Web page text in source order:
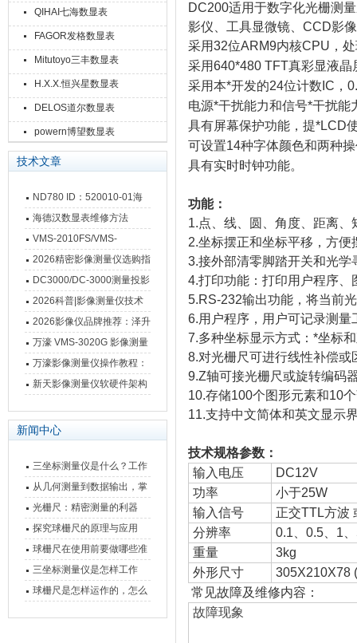
QIHAI七海数显表
FAGOR发格数显表
Mitutoyo三丰数显表
H.X.X.恒兴星数显表
DELOS道尔数显表
powern博望数显表
技术文章
ND780 ID：520010-01海
德汉数显表故障维修内容
海德汉数显表维修方法
VMS-2010FS/VMS-
3020FS/VMS-4030FS手动
影像测量仪技术参数
2026精密影像测量仪选购指
南 靠谱品牌一站式选型推荐
DC3000/DC-3000测量投影
仪万濠数据处理器数显表故
障维修方法
2026科普|影像测量仪技术
原理、分类及选型应用
2026影像仪品牌推荐：泽升
影像测量仪选型指南
万濠 VMS-3020G 影像测量
仪技术规格与应用解析
万濠影像测量仪操作教程：
从开机到出报告，新手也能
新天影像测量仪软硬件架构
新闻中心
三坐标测量仪是什么？工作
原理、分类与核心功能一次
讲清
从几何测量到数据输出，掌
握万濠影像测量仪的六大核
心能力
光栅尺：精密测量的利器
探究球栅尺的原理与应用
球栅尺在使用前要做哪些准
备工作？
三坐标测量仪是怎样工作
的，功能有什么优势？
球栅尺是怎样运作的，怎么
DC200适用于数字化光栅测
影仪、工具显微镜、CCD影
采用32位ARM9内核CPU，
采用640*480 TFT真彩显液
采用本*开发的24位计数IC，
电源*干扰能力和信号*干扰能
具有屏幕保护功能，提*LCD
可设置14种字体颜色和两种
具有实时时钟功能。
功能：
1.点、线、圆、角度、距离
2.坐标摆正和坐标平移，方
3.接外部清零脚踏开关和光学
4.打印功能：打印用户程序
5.RS-232输出功能，将当前
6.用户程序，用户可记录测
7.多种坐标显示方式：*坐标
8.对光栅尺可进行线性补偿或
9.Z轴可接光栅尺或旋转编码
10.存储100个图形元素和10
11.支持中文简体和英文显示
技术规格参数：
输入电压
DC12V
功率
小于25W
输入信号
正交TTL方波
分辨率
0.1、0.5、1
重量
3kg
外形尺寸
305X210X78
常见故障及维修内容：
故障现象